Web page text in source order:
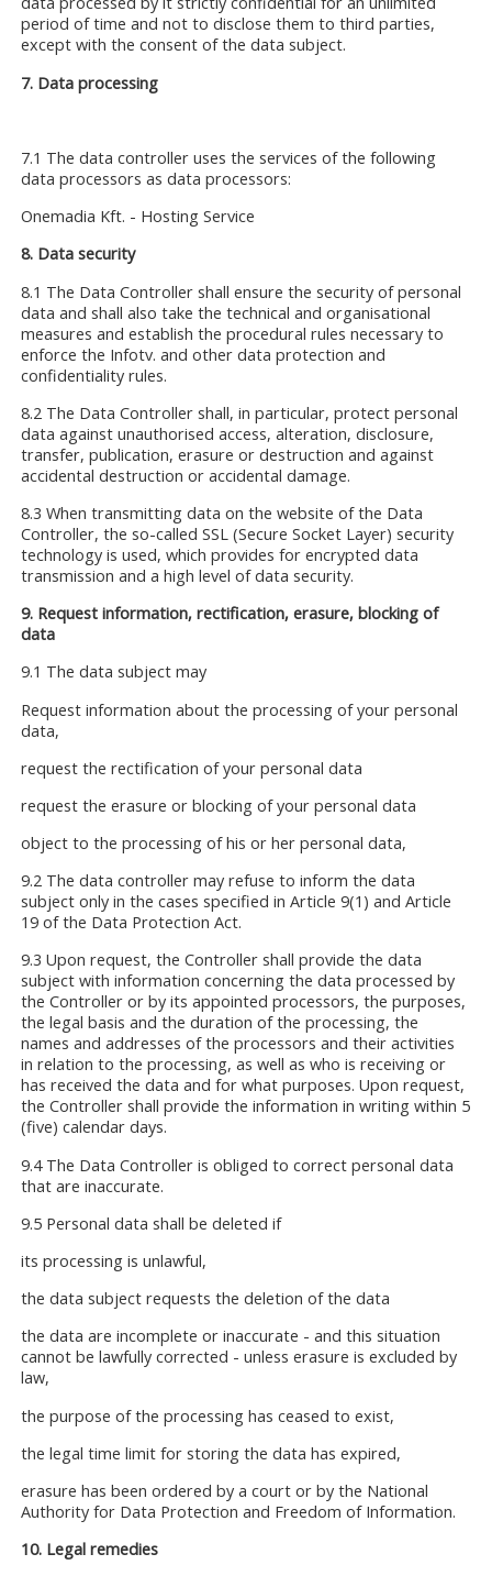
period of time and not to disclose them to third parties,
except with the consent of the data subject.
7. Data processing
7.1 The data controller uses the services of the following
data processors as data processors:
Onemadia Kft. - Hosting Service
8. Data security
8.1 The Data Controller shall ensure the security of personal
data and shall also take the technical and organisational
measures and establish the procedural rules necessary to
enforce the Infotv. and other data protection and
confidentiality rules.
8.2 The Data Controller shall, in particular, protect personal
data against unauthorised access, alteration, disclosure,
transfer, publication, erasure or destruction and against
accidental destruction or accidental damage.
8.3 When transmitting data on the website of the Data
Controller, the so-called SSL (Secure Socket Layer) security
technology is used, which provides for encrypted data
transmission and a high level of data security.
9. Request information, rectification, erasure, blocking of
data
9.1 The data subject may
Request information about the processing of your personal
data,
request the rectification of your personal data
request the erasure or blocking of your personal data
object to the processing of his or her personal data,
9.2 The data controller may refuse to inform the data
subject only in the cases specified in Article 9(1) and Article
19 of the Data Protection Act.
9.3 Upon request, the Controller shall provide the data
subject with information concerning the data processed by
the Controller or by its appointed processors, the purposes,
the legal basis and the duration of the processing, the
names and addresses of the processors and their activities
in relation to the processing, as well as who is receiving or
has received the data and for what purposes. Upon request,
the Controller shall provide the information in writing within 5
(five) calendar days.
9.4 The Data Controller is obliged to correct personal data
that are inaccurate.
9.5 Personal data shall be deleted if
its processing is unlawful,
the data subject requests the deletion of the data
the data are incomplete or inaccurate - and this situation
cannot be lawfully corrected - unless erasure is excluded by
law,
the purpose of the processing has ceased to exist,
the legal time limit for storing the data has expired,
erasure has been ordered by a court or by the National
Authority for Data Protection and Freedom of Information.
10. Legal remedies